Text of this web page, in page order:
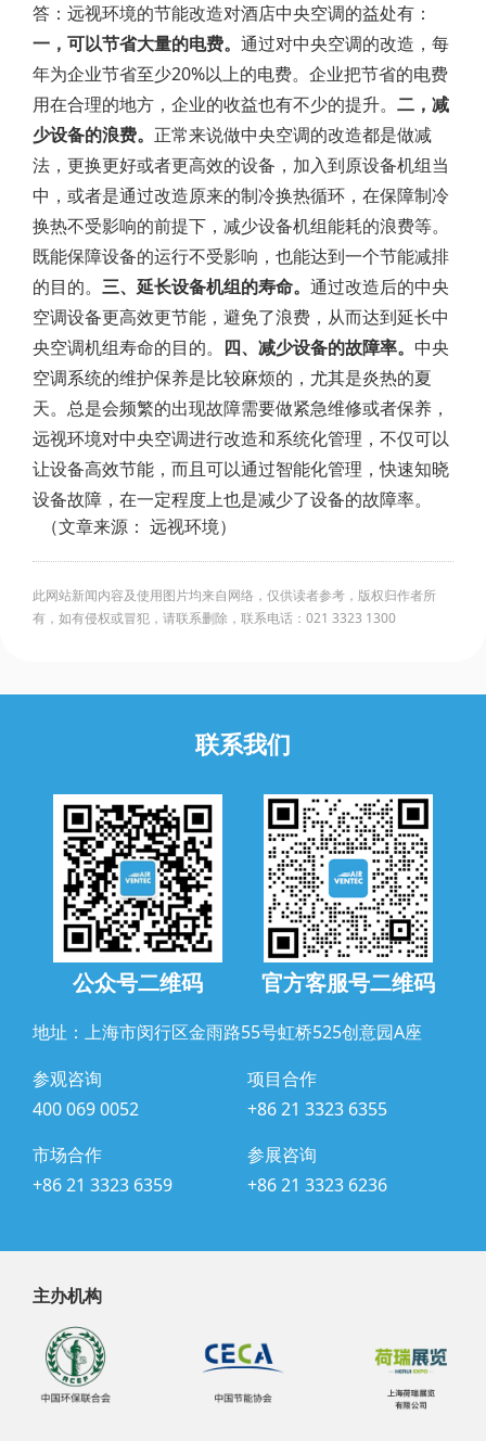
答：远视环境的节能改造对酒店中央空调的益处有：
一，可以节省大量的电费。 通过对中央空调的改造，每
年为企业节省至少20%以上的电费。企业把节省的电费
用在合理的地方，企业的收益也有不少的提升。 二，减
少设备的浪费。 正常来说做中央空调的改造都是做减
法，更换更好或者更高效的设备，加入到原设备机组当
中，或者是通过改造原来的制冷换热循环，在保障制冷
换热不受影响的前提下，减少设备机组能耗的浪费等。
既能保障设备的运行不受影响，也能达到一个节能减排
的目的。 三、延长设备机组的寿命。 通过改造后的中央
空调设备更高效更节能，避免了浪费，从而达到延长中
央空调机组寿命的目的。 四、减少设备的故障率。 中央
空调系统的维护保养是比较麻烦的，尤其是炎热的夏
天。总是会频繁的出现故障需要做紧急维修或者保养，
远视环境对中央空调进行改造和系统化管理，不仅可以
让设备高效节能，而且可以通过智能化管理，快速知晓
设备故障，在一定程度上也是减少了设备的故障率。
（文章来源： 远视环境）
此网站新闻内容及使用图片均来自网络，仅供读者参考，版权归作者所
有，如有侵权或冒犯，请联系删除，联系电话：021 3323 1300
联系我们
公众号二维码 官方客服号二维码
地址：上海市闵行区金雨路55号虹桥525创意园A座
参观咨询
400 069 0052
项目合作
+86 21 3323 6355
市场合作
+86 21 3323 6359
参展咨询
+86 21 3323 6236
主办机构